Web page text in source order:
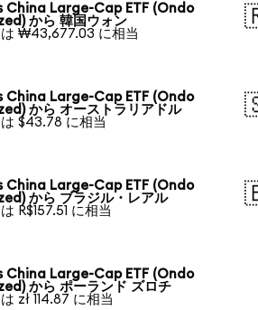
China Large-Cap ETF (Ondo
から 韓国ウォン
は ₩43,677.03 に相当
China Large-Cap ETF (Ondo
から オーストラリアドル
は $43.78 に相当
China Large-Cap ETF (Ondo
から ブラジル・レアル
R$157.51 に相当
China Large-Cap ETF (Ondo
から ポーランド ズロチ
zł 114.87 に相当